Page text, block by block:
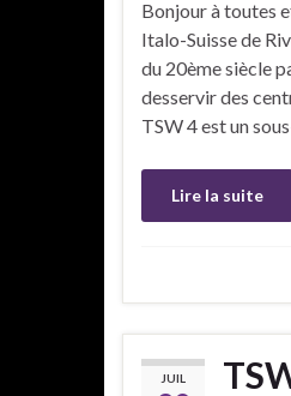
Bonjour à toutes
Italo-Suisse de
du 20ème siècle
desservir des
TSW 4 est un
Lire la suite
JUIL